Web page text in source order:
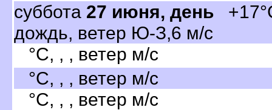
суббота 27 июня, день
дождь, ветер Ю-З,6 м/с
°C, , , ветер м/с
°C, , , ветер м/с
°C, , , ветер м/с